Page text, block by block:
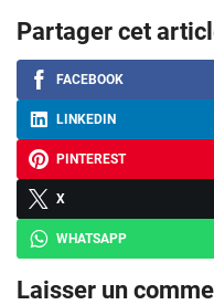
Partager cet
FACEBOOK
LINKEDIN
PINTEREST
X
WHATSAPP
Laisser un